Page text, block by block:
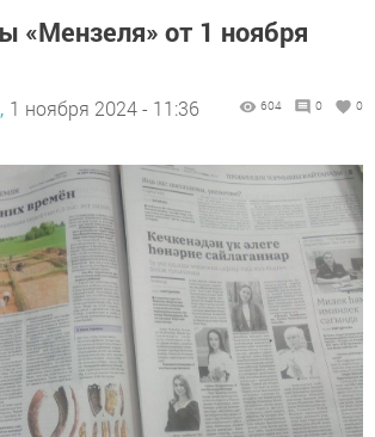
«Мензеля» от 1 ноября
1 ноября 2024 - 11:36 604 0 0